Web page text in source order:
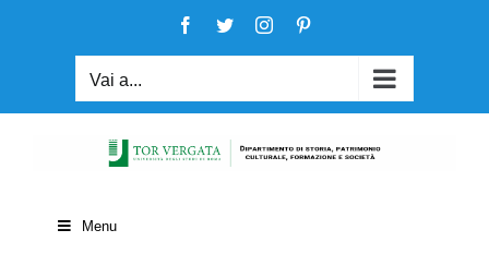
Facebook
TwitterInstagram
Vai a...
Menu